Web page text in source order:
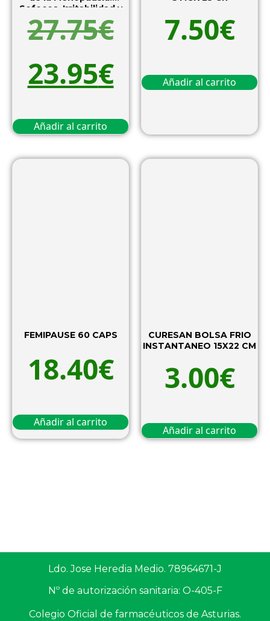
Sofocos, Irritabilidad y
Descanso | 30 Cápsulas
27.75€
23.95€
Añadir al carrito
7.50€
Añadir al carrito
FEMIPAUSE 60 CAPS
18.40€
Añadir al carrito
CURESAN BOLSA FRIO
INSTANTANEO 15X22 CM
3.00€
Añadir al carrito
Ldo. Jose Heredia Medio. 78964671-J
Nº de autorización sanitaria: O-405-F
Colegio Oficial de farmacéuticos de Asturias.